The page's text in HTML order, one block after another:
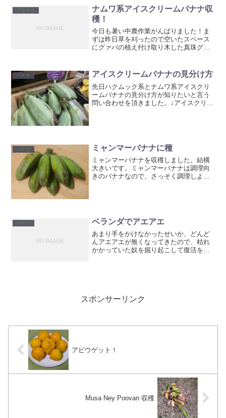
アテモヤ
ナムワ系アイスクリームバナナ収
穫！
今日も暑い中農作業がんばりました！ま
ずは昨日草を刈ったので空いたスペース
にグァバの植え付け取り木した真珠グァ
にはナナフシがよくいます。作業してい
るといつのまにか帽子...
バナナ アイスクリームバナナの見分け方
先日ハクムック系とナムワ系アイスクリ
ームバナナの見分け方が知りたいと言う
問い合わせを頂きました。↓アイスクリー
バナナ ミャンマーバナナに種
ミャンマーバナナを収穫しました。結構
大きいです。ミャンマーバナナは調理向
きのバナナなので、さっそく調理しよう
バナナ ベランダでアエアエ
あまり手をかけなかったせいか、どんど
んアエアエが無くなってきたので、枯れ
かかっていた奴を掘り起こして復活を試
スポンサーリンク
アビウゲット！
Musa Ney Poovan 収穫